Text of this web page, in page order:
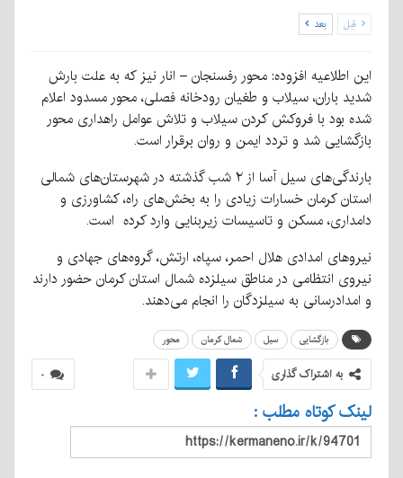
قبل بعد
این اطلاعیه افزوده: محور رفسنجان – انار نیز که به علت بارش
شدید باران، سیلاب و طغیان رودخانه فصلی، محور مسدود اعلام
شده بود با فروکش کردن سیلاب و تلاش عوامل راهداری محور
بازگشایی شد و تردد ایمن و روان برقرار است.
بارندگی‌های سیل آسا از ۲ شب گذشته در شهرستان‌های شمالی
استان کرمان خسارات زیادی را به بخش‌های راه، کشاورزی‌ و
دامداری، مسکن و تاسیسات زیربنایی وارد کرده است.
نیروهای امدادی هلال احمر، سپاه، ارتش، گروه‌های جهادی و
نیروی انتظامی در مناطق سیلزده شمال استان کرمان حضور دارند
و امدادرسانی به سیلزدگان را انجام می‌دهند.
بازگشایی سیل شمال کرمان محور
۰ به اشتراک گذاری
لینک کوتاه مطلب :